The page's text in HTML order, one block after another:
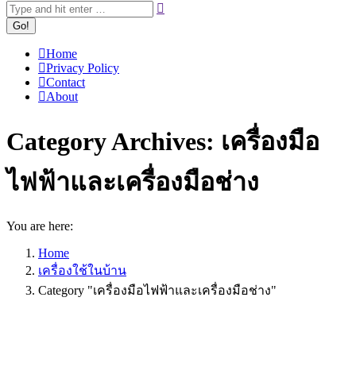
Home
Privacy Policy
Contact
About
Category Archives: เครื่องมือ
ไฟฟ้าและเครื่องมือช่าง
You are here:
Home
เครื่องใช้ในบ้าน
Category "เครื่องมือไฟฟ้าและเครื่องมือช่าง"